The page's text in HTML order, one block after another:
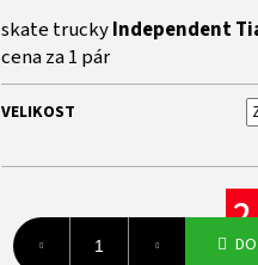
5
hvězdiček.
skate truckyIndependent
cena za 1 pár
VELIKOST